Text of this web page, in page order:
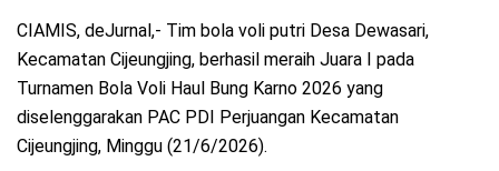
CIAMIS, deJurnal,- Tim bola voli putri Desa Dewasari,
Kecamatan Cijeungjing, berhasil meraih Juara I pada
Turnamen Bola Voli Haul Bung Karno 2026 yang
diselenggarakan PAC PDI Perjuangan Kecamatan
Cijeungjing, Minggu (21/6/2026).